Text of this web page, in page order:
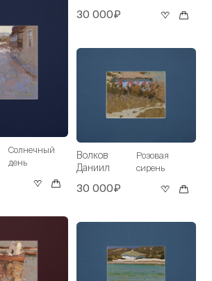
Солнечный
день
30 000₽
Волков
Даниил
Розовая
сирень
30 000₽